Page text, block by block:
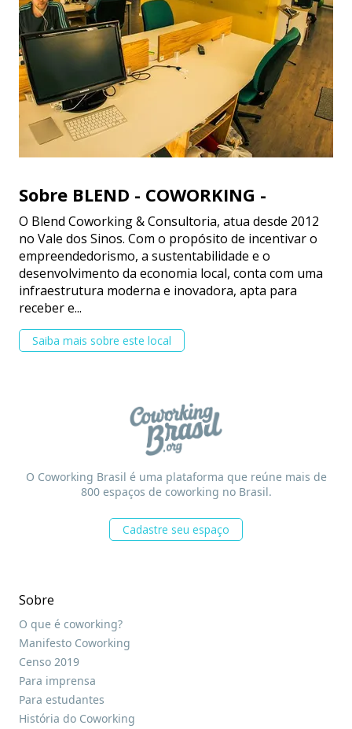
Sobre BLEND - COWORKING -
O Blend Coworking & Consultoria, atua desde 2012
no Vale dos Sinos. Com o propósito de incentivar o
empreendedorismo, a sustentabilidade e o
desenvolvimento da economia local, conta com uma
infraestrutura moderna e inovadora, apta para
receber e...
Saiba mais sobre este local
O Coworking Brasil é uma plataforma que reúne mais de
800 espaços de coworking no Brasil.
Cadastre seu espaço
Sobre
O que é coworking?
Manifesto Coworking
Censo 2019
Para imprensa
Para estudantes
História do Coworking